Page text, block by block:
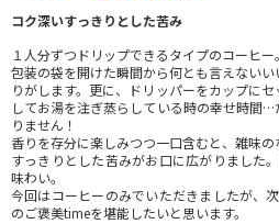
コク深いすっきりとした苦み
１人分ずつドリップできるタイプのコーヒー
包装の袋を開けた瞬間から何とも言えないい
りがします。更に、ドリッパーをカップにセ
してお湯を注ぎ蒸らしている時の幸せ時間…
りません！
香りを存分に楽しみつつ一口含むと、雑味の
すっきりとした苦みがお口に広がりました
味わい。
今回はコーヒーのみでいただきましたが、
のご褒美timeを堪能したいと思います。